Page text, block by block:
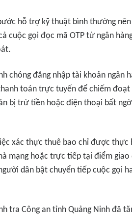
hỗ trợ kỹ thuật bình thường
cuộc gọi đọc mã OTP từ ngân
chóng đăng nhập tài khoản ngân
toán trực tuyến để chiếm đoạt
bị trừ tiền hoặc điện thoại bất
xác thực thuê bao chỉ được thực
mạng hoặc trực tiếp tại điểm giao
dân bật chuyển tiếp cuộc gọi
tra Công an tỉnh Quảng Ninh đã